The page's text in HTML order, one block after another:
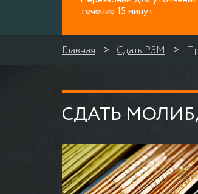
течение 15 минут
Главная Сдать РЗМ
СДАТЬ